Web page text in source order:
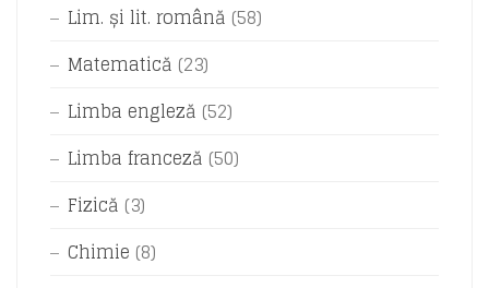
Lim. și lit. română (58)
Matematică (23)
Limba engleză (52)
Limba franceză (50)
Fizică (3)
Chimie (8)